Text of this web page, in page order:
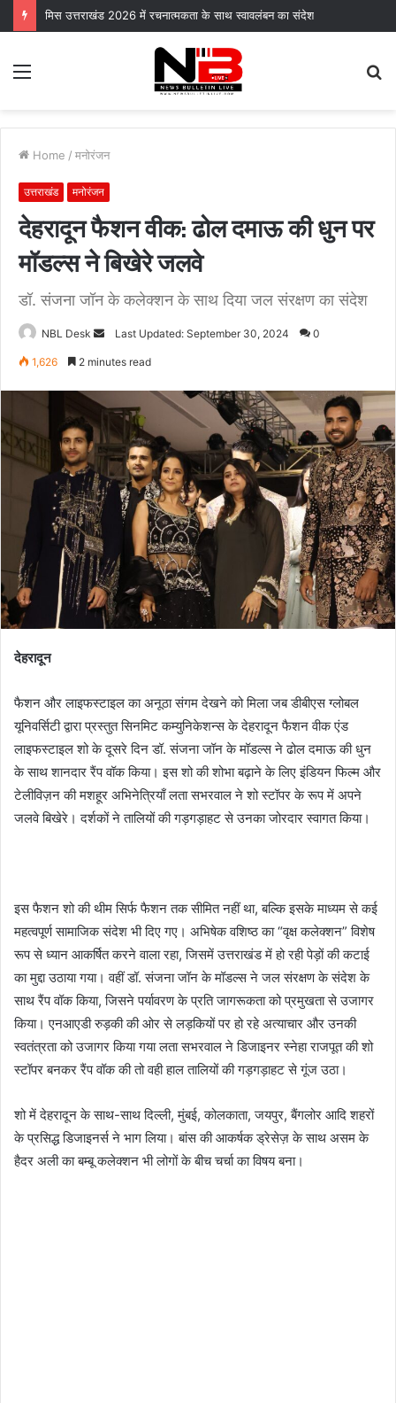
मिस उत्तराखंड 2026 में रचनात्मकता के साथ स्वावलंबन का संदेश
Menu
Home / मनोरंजन
उत्तराखंड मनोरंजन
देहरादून फैशन वीक: ढोल दमाऊ की धुन पर
मॉडल्स ने बिखेरे जलवे
डॉ. संजना जॉन के कलेक्शन के साथ दिया जल संरक्षण का संदेश
NBL Desk
SendLast Updated: September 30, 2024 0
1,626 2 minutes read
देहरादून
फैशन और लाइफस्टाइल का अनूठा संगम देखने को मिला जब डीबीएस ग्लोबल
यूनिवर्सिटी द्वारा प्रस्तुत सिनमिट कम्युनिकेशन्स के देहरादून फैशन वीक एंड
लाइफस्टाइल शो के दूसरे दिन डॉ. संजना जॉन के मॉडल्स ने ढोल दमाऊ की धुन
के साथ शानदार रैंप वॉक किया। इस शो की शोभा बढ़ाने के लिए इंडियन फिल्म और
टेलीविज़न की मशहूर अभिनेत्रियाँ लता सभरवाल ने शो स्टॉपर के रूप में अपने
जलवे बिखेरे। दर्शकों ने तालियों की गड़गड़ाहट से उनका जोरदार स्वागत किया।
इस फैशन शो की थीम सिर्फ फैशन तक सीमित नहीं था, बल्कि इसके माध्यम से कई
महत्वपूर्ण सामाजिक संदेश भी दिए गए। अभिषेक वशिष्ठ का “वृक्ष कलेक्शन” विशेष
रूप से ध्यान आकर्षित करने वाला रहा, जिसमें उत्तराखंड में हो रही पेड़ों की कटाई
का मुद्दा उठाया गया। वहीं डॉ. संजना जॉन के मॉडल्स ने जल संरक्षण के संदेश के
साथ रैंप वॉक किया, जिसने पर्यावरण के प्रति जागरूकता को प्रमुखता से उजागर
किया। एनआएडी रुड़की की ओर से लड़कियों पर हो रहे अत्याचार और उनकी
स्वतंत्रता को उजागर किया गया लता सभरवाल ने डिजाइनर स्नेहा राजपूत की शो
स्टॉपर बनकर रैंप वॉक की तो वही हाल तालियों की गड़गड़ाहट से गूंज उठा।
शो में देहरादून के साथ-साथ दिल्ली, मुंबई, कोलकाता, जयपुर, बैंगलोर आदि शहरों
के प्रसिद्ध डिजाइनर्स ने भाग लिया। बांस की आकर्षक ड्रेसेज़ के साथ असम के
हैदर अली का बम्बू कलेक्शन भी लोगों के बीच चर्चा का विषय बना।